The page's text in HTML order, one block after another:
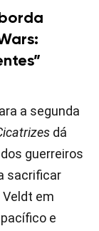
a segunda
dá
guerreiros
sacrificar
Veldt em
e